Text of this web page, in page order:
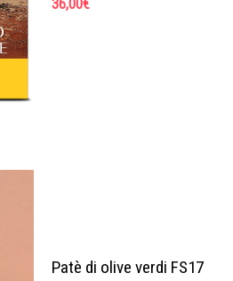
36,00€
Patè di olive verdi FS17